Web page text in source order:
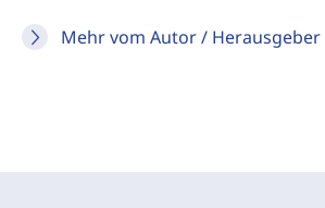
Mehr vom Autor / Herausgeber